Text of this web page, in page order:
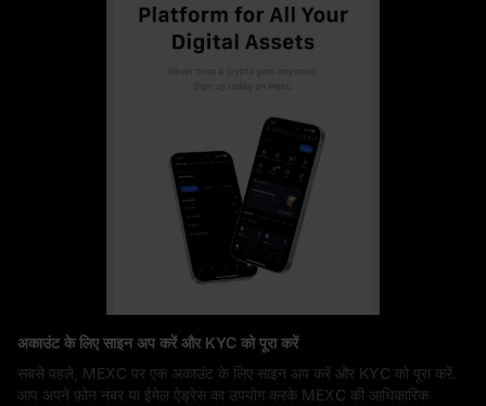
अकाउंट के लिए साइन अप करें और KYC को पूरा करें
सबसे पहले, MEXC पर एक अकाउंट के लिए साइन अप करें और KYC को पूरा करें.
आप अपने फ़ोन नंबर या ईमेल ऐड्रेस का उपयोग करके MEXC की आधिकारिक